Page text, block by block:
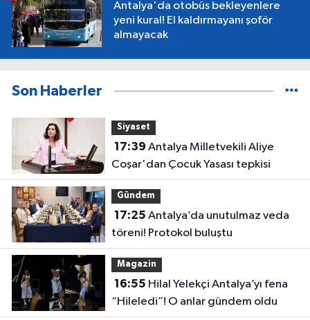
Antalya'da otobüs bekleyenlere
yeni kural! El kaldırmayanı şoför
almayacak
Son Haberler
Siyaset
17:39
Coşar'dan Çocuk Yasası tepkisi
Gündem
17:25
töreni! Protokol buluştu
Magazin
16:55
“Hileledi”! O anlar gündem oldu